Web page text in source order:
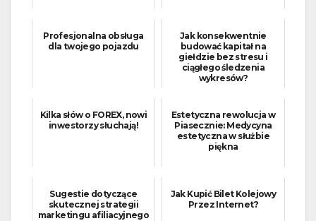
Profesjonalna obsługa
dla twojego pojazdu
Jak konsekwentnie
budować kapitał na
giełdzie bez stresu i
ciągłego śledzenia
wykresów?
Kilka słów o FOREX, nowi
inwestorzy słuchają!
Estetyczna rewolucja w
Piasecznie: Medycyna
estetyczna w służbie
piękna
Sugestie dotyczące
skutecznej strategii
marketingu afiliacyjnego
Jak Kupić Bilet Kolejowy
Przez Internet?